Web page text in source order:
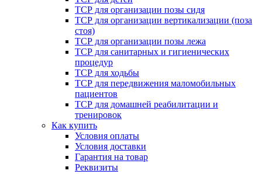
ТСР для организации позы сидя
ТСР для организации вертикализации (поза
стоя)
ТСР для организации позы лежа
ТСР для санитарных и гигиенических
процедур
ТСР для ходьбы
ТСР для передвижения маломобильных
пациентов
ТСР для домашней реабилитации и
тренировок
Как купить
Условия оплаты
Условия доставки
Гарантия на товар
Реквизиты